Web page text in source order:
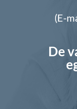
(E-
De